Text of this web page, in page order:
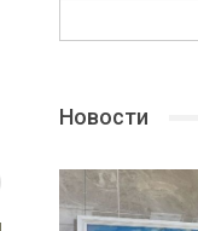
Новости